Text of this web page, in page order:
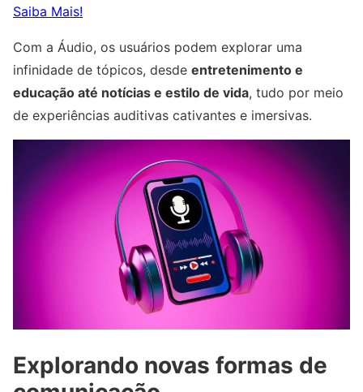
Saiba Mais!
Com a Áudio, os usuários podem explorar uma
infinidade de tópicos, desde entretenimento e
educação até notícias e estilo de vida, tudo por meio
de experiências auditivas cativantes e imersivas.
Explorando novas formas de